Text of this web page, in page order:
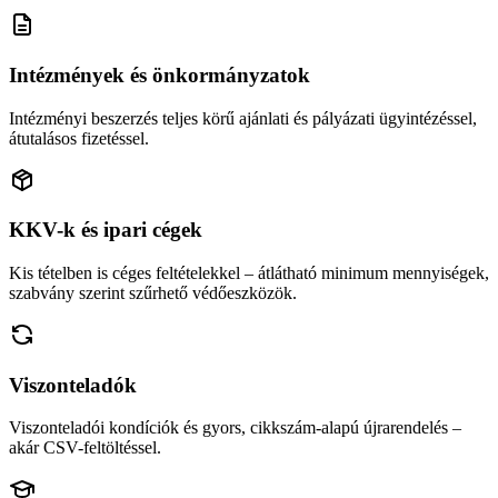
Intézmények és önkormányzatok
Intézményi beszerzés teljes körű ajánlati és pályázati ügyintézéssel,
átutalásos fizetéssel.
KKV-k és ipari cégek
Kis tételben is céges feltételekkel – átlátható minimum mennyiségek,
szabvány szerint szűrhető védőeszközök.
Viszonteladók
Viszonteladói kondíciók és gyors, cikkszám-alapú újrarendelés –
akár CSV-feltöltéssel.